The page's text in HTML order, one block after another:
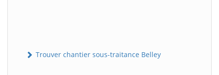
Trouver chantier sous-traitance Belley